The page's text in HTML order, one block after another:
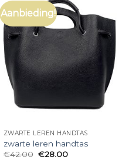
Aanbieding!
ZWARTE LEREN HANDTAS
zwarte leren handtas
€42.00 €28.00